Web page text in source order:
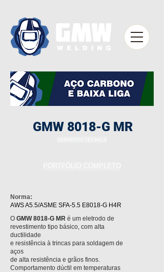
GMW 8018-G MR
Norma:
AWS A5.5/ASME SFA-5.5 E8018-G H4R
O GMW 8018-G MR é um eletrodo de
revestimento tipo básico, com alta
ductilidade
e resistência à trincas para soldagem de
aços
de alta resistência e grãos finos.
Comportamento dúctil em temperaturas